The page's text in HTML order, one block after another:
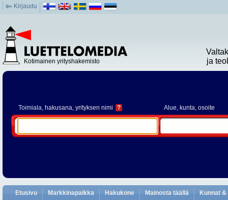
Kirjaudu
Kotimainen yrityshakemisto
ja
Toimiala, hakusana, yrityksen nimi ? Alue, kunta, osoite
Etusivu Markkinapaikka Hakukone Mainosta täällä Kunnat